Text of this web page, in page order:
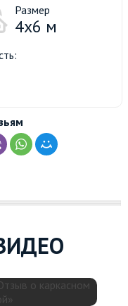
Размер
4х6 м